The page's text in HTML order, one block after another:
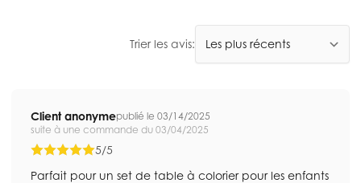
Trier les avis:
Client anonymepublié le 03/14/2025
suite à une commande du 03/04/2025
5/5
Parfait pour un set de table à colorier pour les enfants